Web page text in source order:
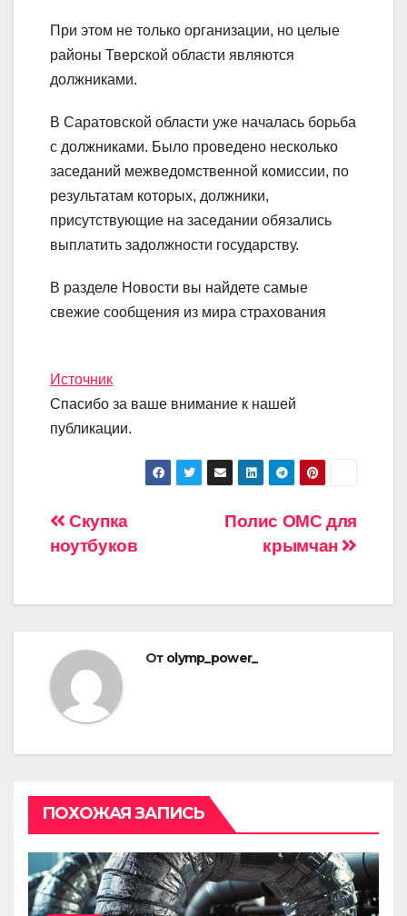
При этом не только организации, но целые
районы Тверской области являются
должниками.
В Саратовской области уже началась борьба
с должниками. Было проведено несколько
заседаний межведомственной комиссии, по
результатам которых, должники,
присутствующие на заседании обязались
выплатить задолжности государству.
В разделе Новости вы найдете самые
свежие сообщения из мира страхования
Источник
Спасибо за ваше внимание к нашей
публикации.
Навигация
по
записям
Полис ОМС для
крымчан
Скупка
ноутбуков
От olymp_power_
ПОХОЖАЯ ЗАПИСЬ